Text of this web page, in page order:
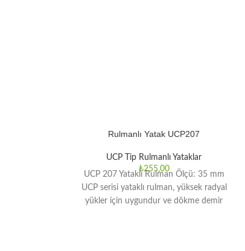
Rulmanlı Yatak UCP207
UCP Tip Rulmanlı Yataklar
₺255,00
UCP 207 Yataklı Rulman Ölçü: 35 mm
UCP serisi ​​yataklı rulman, yüksek radyal
yükler için uygundur ve dökme demir